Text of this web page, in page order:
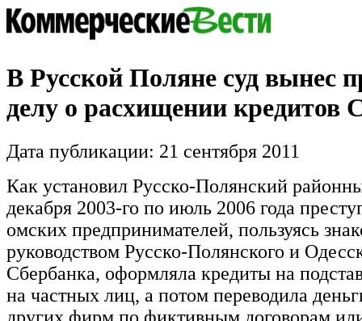
В Русской Поляне суд вынес
делу о расхищении кредитов
Дата публикации: 21 сентября 2011
Как установил Русско-Полянский
декабря 2003-го по июль 2006 года
омских предпринимателей, пользуясь
руководством Русско-Полянского и
Сбербанка, оформляла кредиты на
на частных лиц, а потом переводила